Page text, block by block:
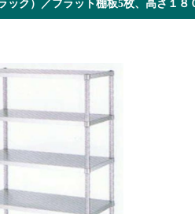
ック）／フラット棚板5枚、高さ